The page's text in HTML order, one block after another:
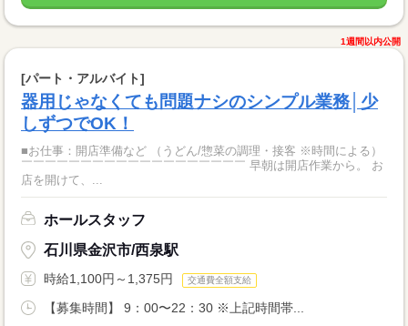
1週間以内公開
[パート・アルバイト]
器用じゃなくても問題ナシのシンプル業務│少
しずつでOK！
■お仕事：開店準備など （うどん/惣菜の調理・接客 ※時間による）
￣￣￣￣￣￣￣￣￣￣￣￣￣￣￣￣￣￣￣ 早朝は開店作業から。 お
店を開けて、...
ホールスタッフ
石川県金沢市/西泉駅
時給1,100円～1,375円 交通費全額支給
【募集時間】 9：00〜22：30 ※上記時間帯...